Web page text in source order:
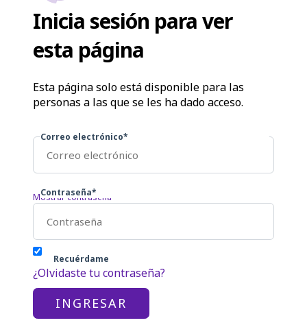
Inicia sesión para ver
esta página
Esta página solo está disponible para las
personas a las que se les ha dado acceso.
Correo electrónico*
Contraseña*
Mostrar contraseña
Recuérdame
¿Olvidaste tu contraseña?